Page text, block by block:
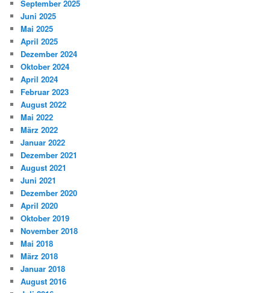
September 2025
Juni 2025
Mai 2025
April 2025
Dezember 2024
Oktober 2024
April 2024
Februar 2023
August 2022
Mai 2022
März 2022
Januar 2022
Dezember 2021
August 2021
Juni 2021
Dezember 2020
April 2020
Oktober 2019
November 2018
Mai 2018
März 2018
Januar 2018
August 2016